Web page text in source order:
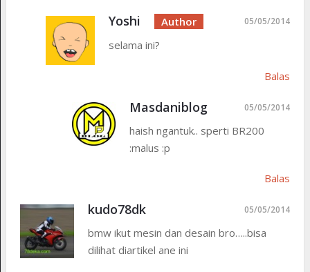
Yoshi 05/05/2014
selama ini?
Balas
Masdaniblog 05/05/2014
haish ngantuk.. sperti BR200
:malus :p
Balas
kudo78dk 05/05/2014
bmw ikut mesin dan desain bro…..bisa
dilihat diartikel ane ini